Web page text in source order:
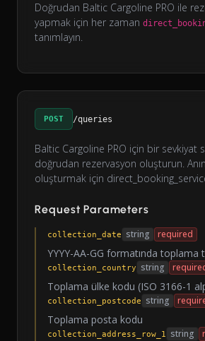
Doğrudan Baltic Cargoline PRO ile
yapmak için her zaman
tanımlayın.
POST /queries
Baltic Cargoline PRO için bir sevkiyat
doğrudan rezervasyon oluşturun.
oluşturmak için
Request Parameters
collection_date string required
YYYY-AA-GG formatında toplama
collection_country string
Toplama ülke kodu (ISO 3166-1
collection_postcode string
Toplama posta kodu
collection_address_row_1 string